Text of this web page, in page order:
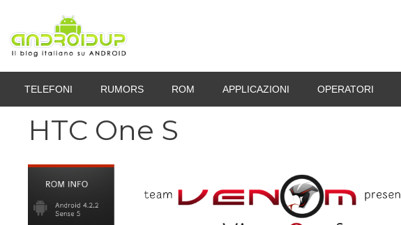
contenuto
TELEFONI RUMORS ROM APPLICAZIONI OPERATORI
HTC One S